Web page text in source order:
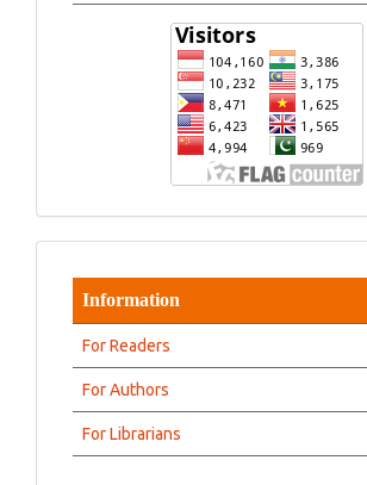
Information
For Readers
For Authors
For Librarians